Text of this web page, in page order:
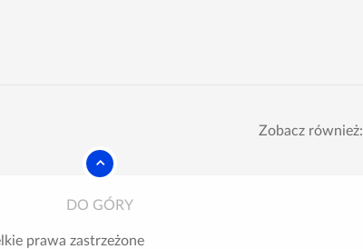
Zobacz również:
DO GÓRY
prawa zastrzeżone